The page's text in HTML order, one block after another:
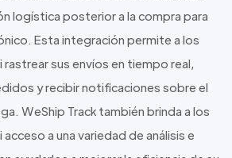
logística posterior a la compra para
Esta integración permite a los
rastrear sus envíos en tiempo real,
y recibir notificaciones sobre el
WeShip Track también brinda a los
acceso a una variedad de análisis e